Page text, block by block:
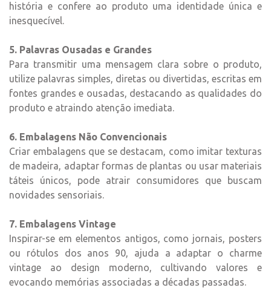
história e confere ao produto uma identidade única e
inesquecível.
5. Palavras Ousadas e Grandes
Para transmitir uma mensagem clara sobre o produto,
utilize palavras simples, diretas ou divertidas, escritas em
fontes grandes e ousadas, destacando as qualidades do
produto e atraindo atenção imediata.
6. Embalagens Não Convencionais
Criar embalagens que se destacam, como imitar texturas
de madeira, adaptar formas de plantas ou usar materiais
táteis únicos, pode atrair consumidores que buscam
novidades sensoriais.
7. Embalagens Vintage
Inspirar-se em elementos antigos, como jornais, posters
ou rótulos dos anos 90, ajuda a adaptar o charme
vintage ao design moderno, cultivando valores e
evocando memórias associadas a décadas passadas.